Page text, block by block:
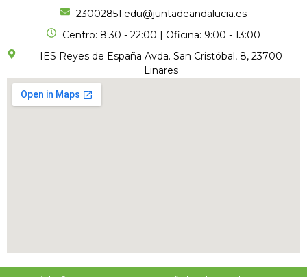
23002851.edu@juntadeandalucia.es
Centro: 8:30 - 22:00 | Oficina: 9:00 - 13:00
IES Reyes de España Avda. San Cristóbal, 8, 23700
Linares